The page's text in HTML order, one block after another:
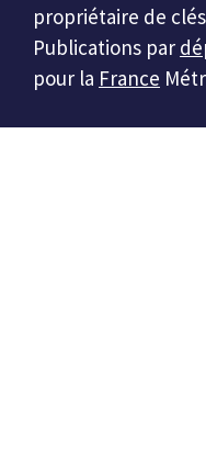
propriétaire de
Publications par
pour la France